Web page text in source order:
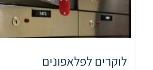
לוקרים לפלאפונים